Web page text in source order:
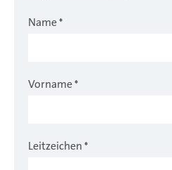
Name*
Vorname*
Leitzeichen *